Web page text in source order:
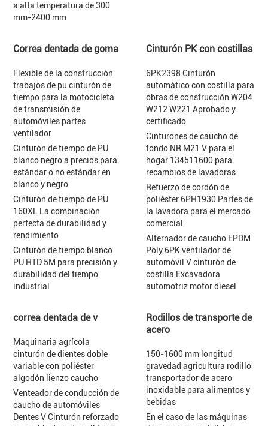
a alta temperatura de 300
mm-2400 mm
Correa dentada de goma
Flexible de la construcción
trabajos de pu cinturón de
tiempo para la motocicleta
de transmisión de
automóviles partes
ventilador
Cinturón de tiempo de PU
blanco negro a precios para
estándar o no estándar en
blanco y negro
Cinturón de tiempo de PU
160XL La combinación
perfecta de durabilidad y
rendimiento
Cinturón de tiempo blanco
PU HTD 5M para precisión y
durabilidad del tiempo
industrial
Cinturón PK con costillas
6PK2398 Cinturón
automático con costilla para
obras de construcción W204
W212 W221 Aprobado y
certificado
Cinturones de caucho de
fondo NR M21 V para el
hogar 134511600 para
recambios de lavadoras
Refuerzo de cordón de
poliéster 6PH1930 Partes de
la lavadora para el mercado
comercial
Alternador de caucho EPDM
Poly 6PK ventilador de
automóvil V cinturón de
costilla Excavadora
automotriz motor diesel
correa dentada de v
Maquinaria agrícola
cinturón de dientes doble
variable con poliéster
algodón lienzo caucho
Venteador de conducción de
caucho de automóviles
Dentes V Cinturón reforzado
Rodillos de transporte de
acero
150-1600 mm longitud
gravedad agricultura rodillo
transportador de acero
inoxidable para alimentos y
bebidas
En el caso de las máquinas